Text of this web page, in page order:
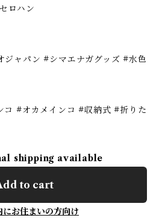
ロハン
ジャパン #シマエナガグッズ #水色
コ #オカメインコ #収納式 #折りた
shipping available
to cart
にお住まいの方向け